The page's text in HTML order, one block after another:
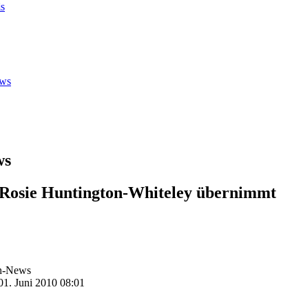
Huntington-Whiteley übernimmt
News
Juni 2010 08:01